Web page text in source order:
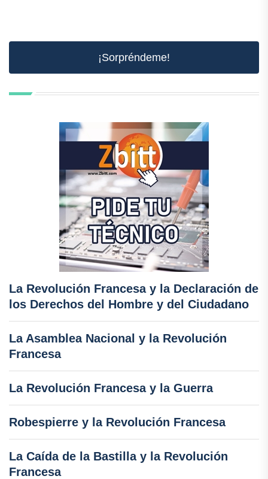
¡Sorpréndeme!
La Revolución Francesa y la Declaración de
los Derechos del Hombre y del Ciudadano
La Asamblea Nacional y la Revolución
Francesa
La Revolución Francesa y la Guerra
Robespierre y la Revolución Francesa
La Caída de la Bastilla y la Revolución
Francesa